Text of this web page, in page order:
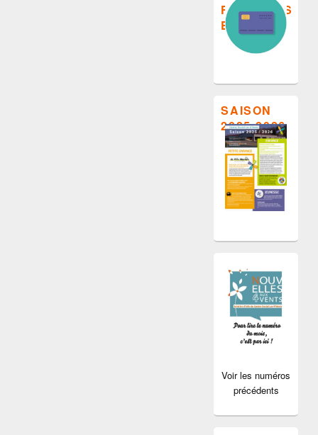
FACTURES
EN LIGNE
SAISON
2025-2026
Voir les numéros
précédents